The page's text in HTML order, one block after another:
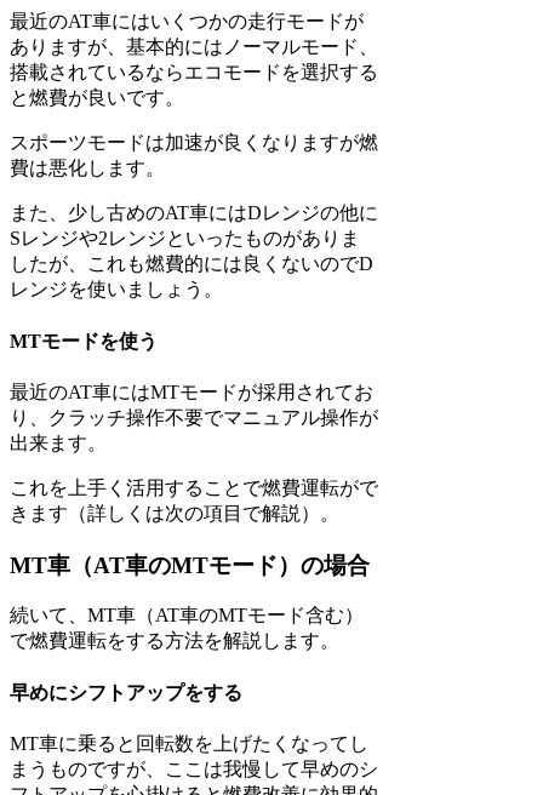
最近のAT車にはいくつかの走行モードが
ありますが、基本的にはノーマルモード、
搭載されているならエコモードを選択する
と燃費が良いです。
スポーツモードは加速が良くなりますが燃
費は悪化します。
また、少し古めのAT車にはDレンジの他に
Sレンジや2レンジといったものがありま
したが、これも燃費的には良くないのでD
レンジを使いましょう。
MTモードを使う
最近のAT車にはMTモードが採用されてお
り、クラッチ操作不要でマニュアル操作が
出来ます。
これを上手く活用することで燃費運転がで
きます（詳しくは次の項目で解説）。
MT車（AT車のMTモード）の場合
続いて、MT車（AT車のMTモード含む）
で燃費運転をする方法を解説します。
早めにシフトアップをする
MT車に乗ると回転数を上げたくなってし
まうものですが、ここは我慢して早めのシ